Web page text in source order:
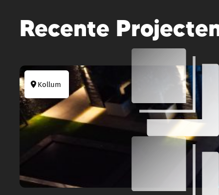
Recente
Kollum